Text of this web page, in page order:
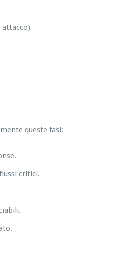
queste fasi:
critici.